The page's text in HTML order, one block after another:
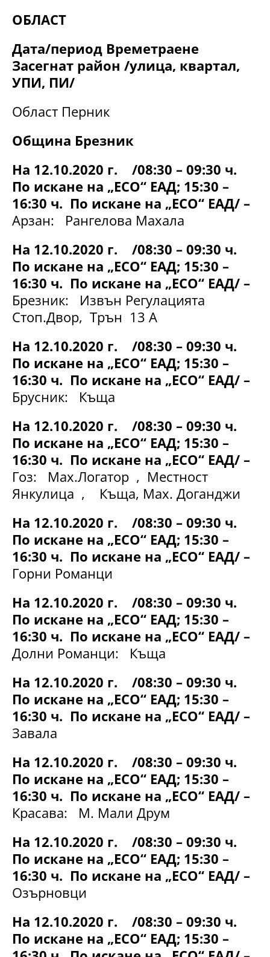
ОБЛАСТ
Дата/период Времетраене
Засегнат район /улица, квартал,
УПИ, ПИ/
Област Перник
Община Брезник
На 12.10.2020 г. /08:30 – 09:30 ч.
По искане на „ЕСО“ ЕАД; 15:30 –
16:30 ч. По искане на „ЕСО“ ЕАД/ –
Арзан: Рангелова Махала
На 12.10.2020 г. /08:30 – 09:30 ч.
По искане на „ЕСО“ ЕАД; 15:30 –
16:30 ч. По искане на „ЕСО“ ЕАД/ –
Брезник: Извън Регулацията
Стоп.Двор, Трън 13 А
На 12.10.2020 г. /08:30 – 09:30 ч.
По искане на „ЕСО“ ЕАД; 15:30 –
16:30 ч. По искане на „ЕСО“ ЕАД/ –
Брусник: Къща
На 12.10.2020 г. /08:30 – 09:30 ч.
По искане на „ЕСО“ ЕАД; 15:30 –
16:30 ч. По искане на „ЕСО“ ЕАД/ –
Гоз: Мах.Логатор , Местност
Янкулица , Къща, Мах. Доганджи
На 12.10.2020 г. /08:30 – 09:30 ч.
По искане на „ЕСО“ ЕАД; 15:30 –
16:30 ч. По искане на „ЕСО“ ЕАД/ –
Горни Романци
На 12.10.2020 г. /08:30 – 09:30 ч.
По искане на „ЕСО“ ЕАД; 15:30 –
16:30 ч. По искане на „ЕСО“ ЕАД/ –
Долни Романци: Къща
На 12.10.2020 г. /08:30 – 09:30 ч.
По искане на „ЕСО“ ЕАД; 15:30 –
16:30 ч. По искане на „ЕСО“ ЕАД/ –
Завала
На 12.10.2020 г. /08:30 – 09:30 ч.
По искане на „ЕСО“ ЕАД; 15:30 –
16:30 ч. По искане на „ЕСО“ ЕАД/ –
Красава: М. Мали Друм
На 12.10.2020 г. /08:30 – 09:30 ч.
По искане на „ЕСО“ ЕАД; 15:30 –
16:30 ч. По искане на „ЕСО“ ЕАД/ –
Озърновци
На 12.10.2020 г. /08:30 – 09:30 ч.
По искане на „ЕСО“ ЕАД; 15:30 –